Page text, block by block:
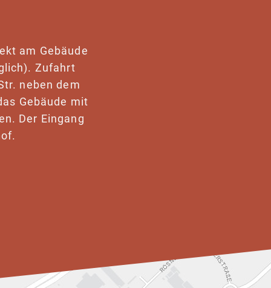
am Gebäude
Zufahrt
neben dem
Gebäude mit
Der Eingang